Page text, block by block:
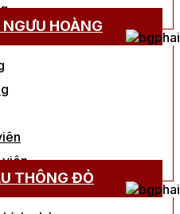
HOÀNG
THÔNG ĐỎ